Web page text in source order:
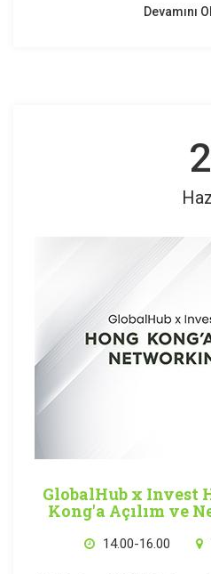
Devamını
GlobalHub x Invest
Kong'a Açılım ve
14.00-16.00